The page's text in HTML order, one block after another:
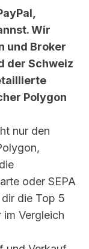
Wir
und Broker
der Schweiz
Polygon
nur den
oder SEPA
die Top 5
Vergleich